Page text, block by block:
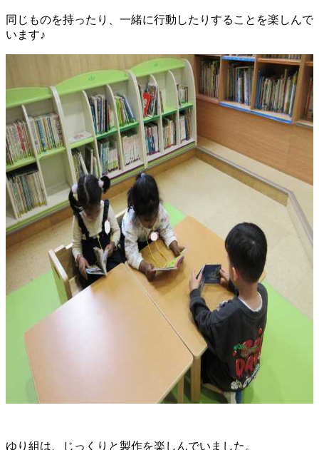
同じものを持ったり、一緒に行動したりすることを楽しんで
います♪
ゆり組は、じっくりと製作を楽しんでいました。